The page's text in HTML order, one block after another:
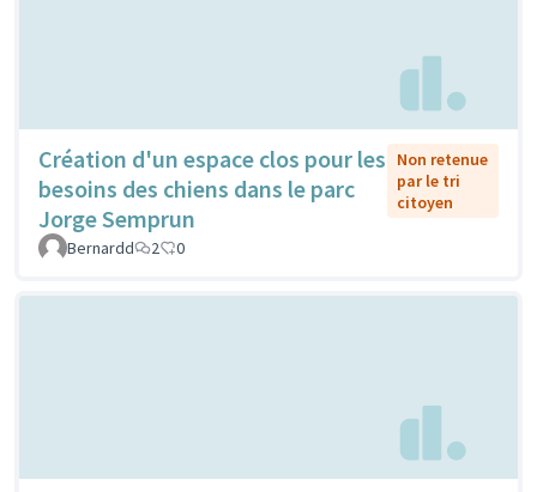
Création d'un espace clos pour les
besoins des chiens dans le parc
Jorge Semprun
Non retenue
par le tri
citoyen
Bernardd 2 0